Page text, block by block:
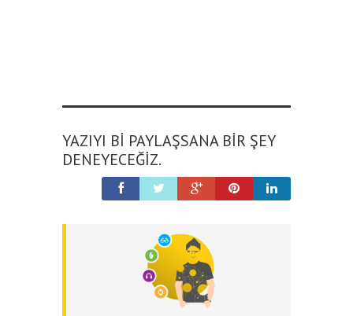
YAZIYI BI PAYLAŞSANA BIR ŞEY
DENEYECEĞIZ.